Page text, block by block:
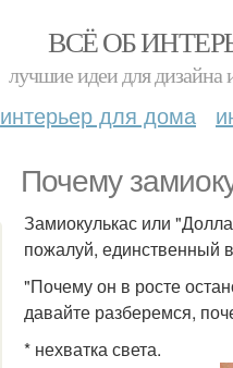
ВСЁ ОБ
лучшие идеи для дизайна
интерьер для дома
Почему
Замиокулькас или
пожалуй, единственный
"Почему он в росте
давайте разберемся,
* нехватка света.